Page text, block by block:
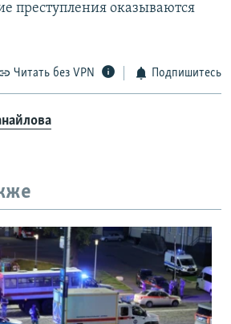
преступления оказываются
Читать без VPN Подпишитесь